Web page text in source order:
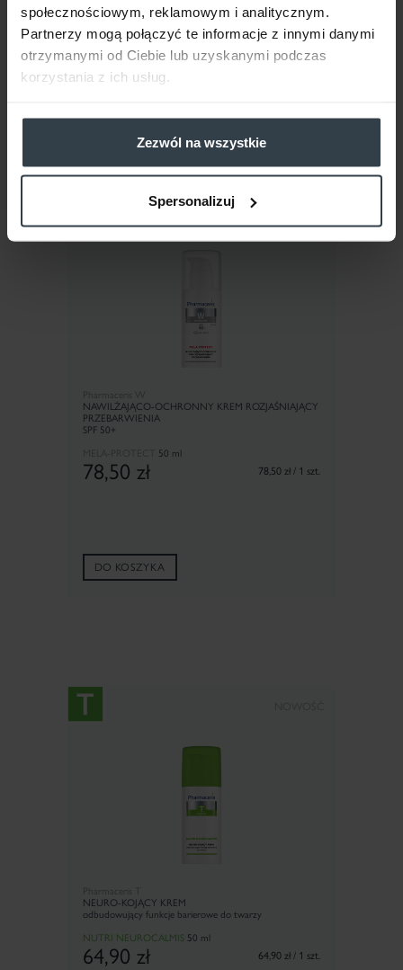
społecznościowym, reklamowym i analitycznym.
Partnerzy mogą połączyć te informacje z innymi danymi
otrzymanymi od Ciebie lub uzyskanymi podczas
korzystania z ich usług.
Zezwól na wszystkie
Spersonalizuj
DO KOSZYKA
Pharmaceris W
NAWILŻAJĄCO-OCHRONNY KREM ROZJAŚNIAJĄCY
PRZEBARWIENIA
SPF 50+
50 ml
78,50 zł 78,50 zł / 1 szt.
DO KOSZYKA
NEURO-KOJĄCY KREM
odbudowujący funkcje barierowe do twarzy
NUTRI NEUROCALMIS 50 ml
64,90 zł 64,90 zł / 1 szt.